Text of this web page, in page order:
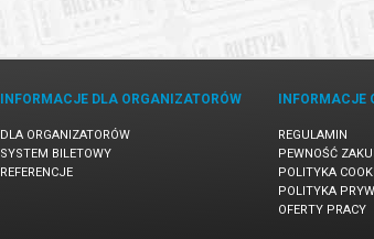
INFORMACJE DLA ORGANIZATORÓW
DLA ORGANIZATORÓW
SYSTEM BILETOWY
REFERENCJE
INFORMACJE
REGULAMIN
PEWNOŚĆ
POLITYKA
POLITYKA
OFERTY PRACY